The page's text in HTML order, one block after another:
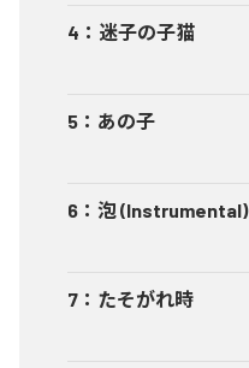
4 ： 迷子の子猫
5 ： あの子
6 ： 泡 (Instrumental)
7 ： たそがれ時